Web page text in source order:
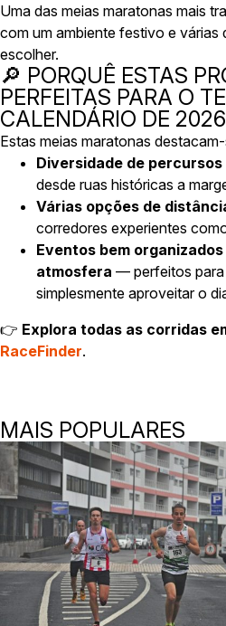
Uma das meias maratonas mais
com um ambiente festivo e várias
escolher.
🔎 PORQUÊ ESTAS
PERFEITAS PARA O
CALENDÁRIO DE 2026
Estas meias maratonas
Diversidade de percursos
desde ruas históricas a
Várias opções de
corredores experientes
Eventos bem organizados
atmosfera — perfeitos
simplesmente aproveitar o
👉 Explora todas as corridas
RaceFinder.
MAIS POPULARES